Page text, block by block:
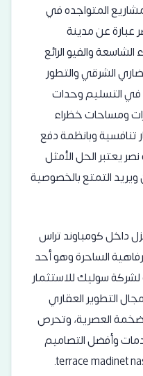
المتواجده في
عبارة عن مدينة
والفيو الرائع
الشرقي والتطور
في التسليم وحدات
ومساحات خظراء
وبانظمة دفع
يعتبر الحل الأمثل
التمتع بالخصوصية
داخل كومباوند تراس
الساحرة وهو أحد
لشركة سوليك للاستثمار
التطوير العقاري
العصرية، وتحرص
وأفضل التصاميم